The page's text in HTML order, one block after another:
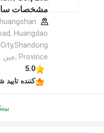
مشخصات
Huangdao
Province ,چین
5.0
کننده تایید